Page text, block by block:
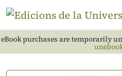
eBook purchases are temporarily